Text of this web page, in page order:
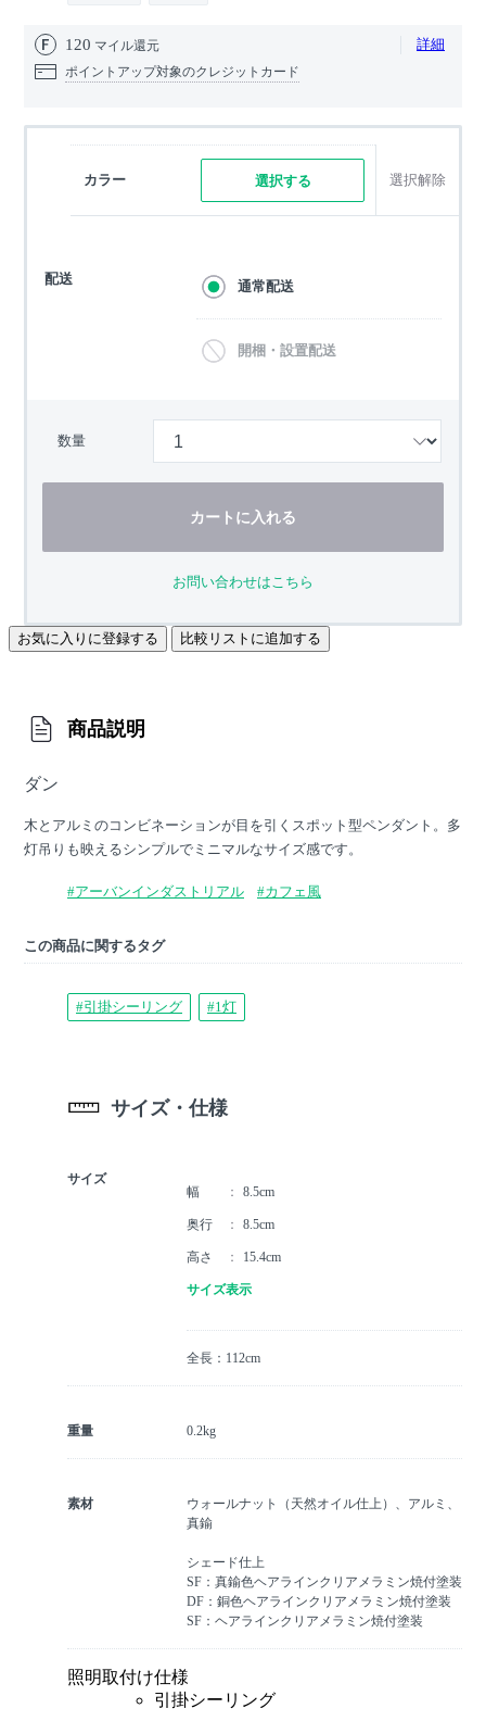
120 マイル還元 詳細
ポイントアップ対象のクレジットカード
カラー 選択する 選択解除
配送 通常配送
開梱・設置配送
数量
カートに入れる
お問い合わせはこちら
お気に入りに登録する 比較リストに追加する
商品説明
ダン
木とアルミのコンビネーションが目を引くスポット型ペンダント。多
灯吊りも映えるシンプルでミニマルなサイズ感です。
#アーバンインダストリアル #カフェ風
この商品に関するタグ
#引掛シーリング #1灯
サイズ・仕様
サイズ
幅
8.5cm
奥行 8.5cm
高さ 15.4cm
サイズ表示
全長：112cm
重量 0.2kg
素材
ウォールナット（天然オイル仕上）、アルミ、
真鍮
シェード仕上
SF：真鍮色ヘアラインクリアメラミン焼付塗装
DF：銅色ヘアラインクリアメラミン焼付塗装
SF：ヘアラインクリアメラミン焼付塗装
照明取付け仕様
引掛シーリング